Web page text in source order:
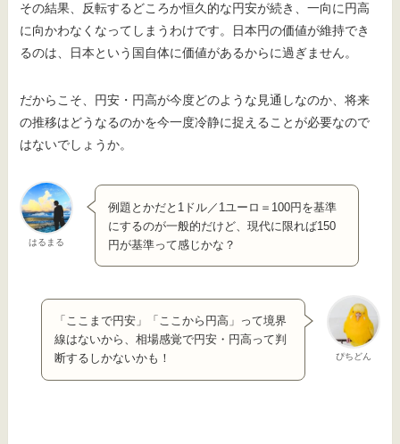
その結果、反転するどころか恒久的な円安が続き、一向に円高
に向かわなくなってしまうわけです。日本円の価値が維持でき
るのは、日本という国自体に価値があるからに過ぎません。
だからこそ、円安・円高が今度どのような見通しなのか、将来
の推移はどうなるのかを今一度冷静に捉えることが必要なので
はないでしょうか。
はるまる
例題とかだと1ドル／1ユーロ＝100円を基準
にするのが一般的だけど、現代に限れば150
円が基準って感じかな？
ぴちどん
「ここまで円安」「ここから円高」って境界
線はないから、相場感覚で円安・円高って判
断するしかないかも！